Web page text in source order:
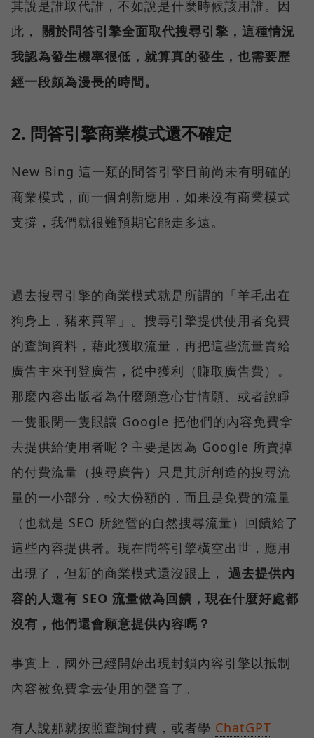
其說是誰取代誰，不如說是什麼時候該用誰。因
此， 關於問答引擎全面取代搜尋引擎，這種情況
我認為發生機率很低，就算真的發生，也需要歷
經一段頗為漫長的時間。
2. 問答引擎商業模式還不確定
New Bing 這一類的問答引擎目前尚未有明確的
商業模式，而一個創新應用，如果沒有商業模式
支撐，我們就很難預期它能走多遠。
過去搜尋引擎的商業模式就是所謂的「羊毛出在
狗身上，豬來買單」。搜尋引擎提供使用者免費
的查詢資料，藉此獲取流量，再把這些流量賣給
廣告主來刊登廣告，從中獲利（賺取廣告費）。
那麼內容出版者為什麼願意心甘情願、或者說睜
一隻眼閉一隻眼讓 Google 把他們的內容免費拿
去提供給使用者呢？主要是因為 Google 所賣掉
的付費流量（搜尋廣告）只是其所創造的搜尋流
量的一小部分，較大份額的，而且是免費的流量
（也就是 SEO 所經營的自然搜尋流量）回饋給了
這些內容提供者。現在問答引擎橫空出世，應用
出現了，但新的商業模式還沒跟上， 過去提供內
容的人還有 SEO 流量做為回饋，現在什麼好處都
沒有，他們還會願意提供內容嗎？
事實上，國外已經開始出現封鎖內容引擎以抵制
內容被免費拿去使用的聲音了。
有人說那就按照查詢付費，或者學 ChatGPT